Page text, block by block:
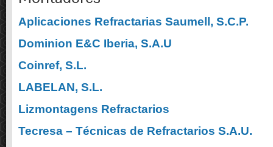
Aplicaciones Refractarias Saumell, S.C.P.
Dominion E&C Iberia, S.A.U
Coinref, S.L.
LABELAN, S.L.
Lizmontagens Refractarios
Tecresa – Técnicas de Refractarios S.A.U.